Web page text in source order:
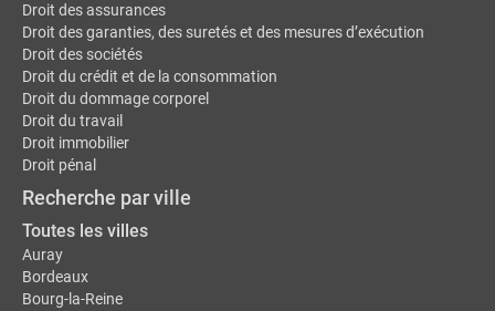
Droit des assurances
Droit des garanties, des suretés et des mesures d’exécution
Droit des sociétés
Droit du crédit et de la consommation
Droit du dommage corporel
Droit du travail
Droit immobilier
Droit pénal
Recherche par ville
Toutes les villes
Auray
Bordeaux
Bourg-la-Reine